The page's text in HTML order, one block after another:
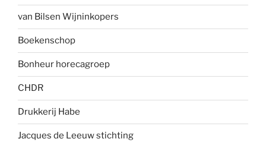
van Bilsen Wijninkopers
Boekenschop
Bonheur horecagroep
CHDR
Drukkerij Habe
Jacques de Leeuw stichting